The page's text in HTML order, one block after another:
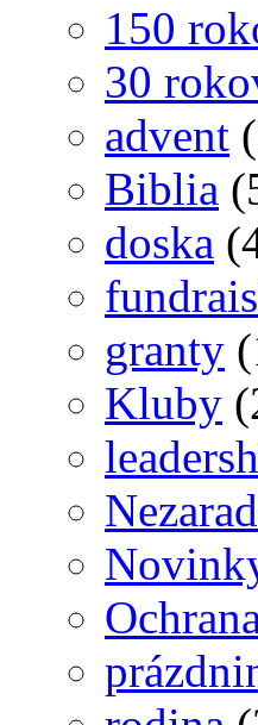
150
30
advent
Biblia
doska
granty
Kluby